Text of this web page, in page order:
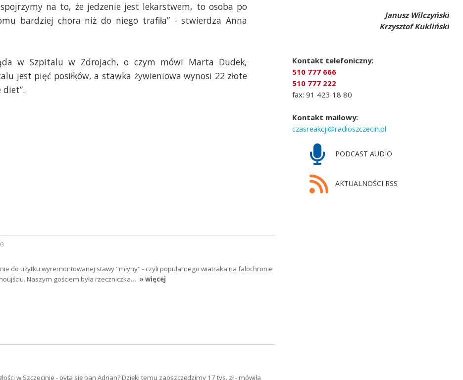
na to, że jedzenie jest lekarstwem, to osoba po
bardziej chora niż do niego trafiła” - stwierdza Anna
w Szpitalu w Zdrojach, o czym mówi Marta Dudek,
jest pięć posiłków, a stawka żywieniowa wynosi 22 złote
Janusz Wilczyński
Krzysztof Kukliński
Kontakt telefoniczny:
510 777 666
510 777 222
fax: 91 423 18 80
Kontakt mailowy:
czasreakcji@radioszczecin.pl
PODCAST AUDIO
AKTUALNOŚCI RSS
do użytku wyremontowanej stawy "młyny" - czyli popularnego wiatraka na falochronie
Naszym gościem była rzeczniczka… » więcej
w Szczecinie - pyta się pan Adrian? Dzięki temu zaoszczędzimy 17 tys. zł - mówiła